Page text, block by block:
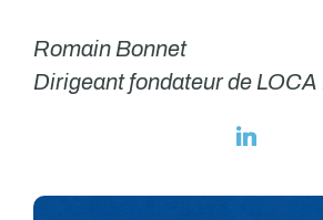
Romain Bonnet
Dirigeant fondateur de LOCA